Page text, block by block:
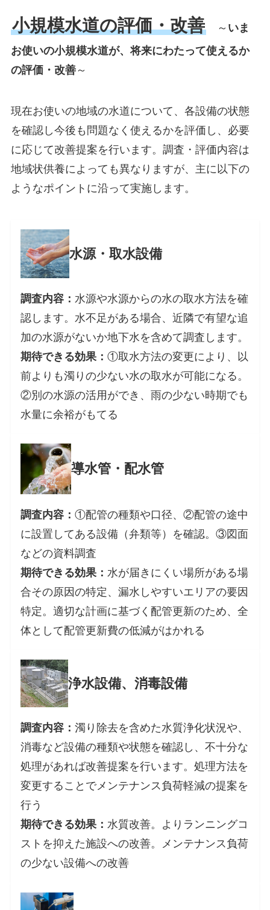
小規模水道の評価・改善～ いま
お使いの小規模水道が、将来にわたって使えるか
の評価・改善～
現在お使いの地域の水道について、各設備の状態
を確認し今後も問題なく使えるかを評価し、必要
に応じて改善提案を行います。調査・評価内容は
地域状供養によっても異なりますが、主に以下の
ようなポイントに沿って実施します。
水源・取水設備
調査内容：水源や水源からの水の取水方法を確
認します。水不足がある場合、近隣で有望な追
加の水源がないか地下水を含めて調査します。
期待できる効果：①取水方法の変更により、以
前よりも濁りの少ない水の取水が可能になる。
②別の水源の活用ができ、雨の少ない時期でも
水量に余裕がもてる
導水管・配水管
調査内容：①配管の種類や口径、②配管の途中
に設置してある設備（弁類等）を確認。③図面
などの資料調査
期待できる効果：水が届きにくい場所がある場
合その原因の特定、漏水しやすいエリアの要因
特定。適切な計画に基づく配管更新のため、全
体として配管更新費の低減がはかれる
浄水設備、消毒設備
調査内容：濁り除去を含めた水質浄化状況や、
消毒など設備の種類や状態を確認し、不十分な
処理があれば改善提案を行います。処理方法を
変更することでメンテナンス負荷軽減の提案を
行う
期待できる効果：水質改善。よりランニングコ
ストを抑えた施設への改善。メンテナンス負荷
の少ない設備への改善